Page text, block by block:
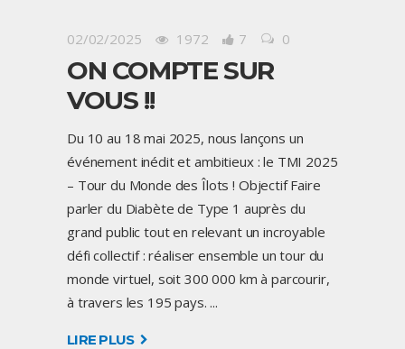
02/02/2025 1972 7 0
ON COMPTE SUR
VOUS !!
Du 10 au 18 mai 2025, nous lançons un
événement inédit et ambitieux : le TMI 2025
– Tour du Monde des Îlots ! Objectif Faire
parler du Diabète de Type 1 auprès du
grand public tout en relevant un incroyable
défi collectif : réaliser ensemble un tour du
monde virtuel, soit 300 000 km à parcourir,
à travers les 195 pays.
LIRE PLUS